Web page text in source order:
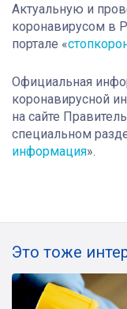
Актуальную и
коронавирусом в
портале «
Официальная
коронавирусной
на сайте
специальном
информация».
Это тоже